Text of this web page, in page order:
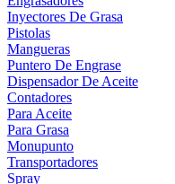
Inyectores De Grasa
Pistolas
Mangueras
Puntero De Engrase
Dispensador De Aceite
Contadores
Para Aceite
Para Grasa
Monupunto
Transportadores
Spray